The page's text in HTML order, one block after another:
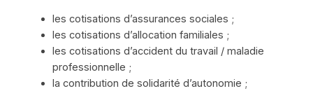
les cotisations d’assurances sociales ;
les cotisations d’allocation familiales ;
les cotisations d’accident du travail / maladie
professionnelle ;
la contribution de solidarité d’autonomie ;